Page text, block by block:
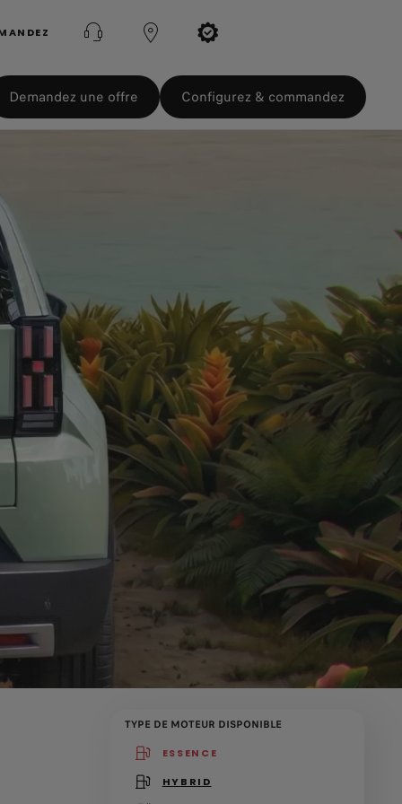
Demandez une offre Configurez & commandez
TYPE DE MOTEUR DISPONIBLE
ESSENCE
HYBRID